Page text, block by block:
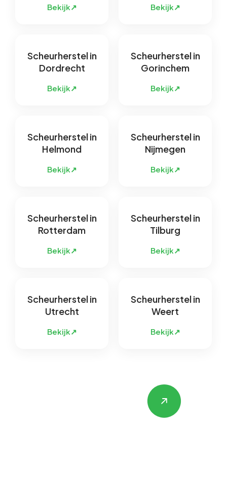
Bekijk↗ Bekijk↗
Scheurherstel in
Dordrecht
Bekijk↗
Scheurherstel in
Gorinchem
Bekijk↗
Scheurherstel in
Helmond
Bekijk↗
Scheurherstel in
Nijmegen
Bekijk↗
Scheurherstel in
Rotterdam
Bekijk↗
Scheurherstel in
Tilburg
Bekijk↗
Scheurherstel in
Utrecht
Bekijk↗
Scheurherstel in
Weert
Bekijk↗